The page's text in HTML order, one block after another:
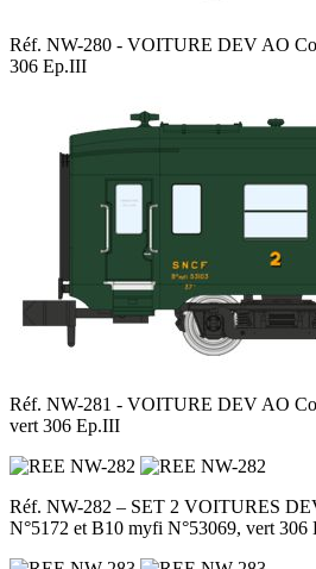
Réf. NW-280 - VOITURE DEV AO
306 Ep.III
Réf. NW-281 - VOITURE DEV AO
vert 306 Ep.III
Réf. NW-282 – SET 2 VOITURES
N°5172 et B10 myfi N°53069, vert 306